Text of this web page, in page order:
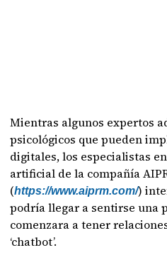
Mientras algunos expertos
psicológicos que pueden
digitales, los especialistas
artificial de la compañía
(https://www.aiprm.com/)
podría llegar a sentirse una
comenzara a tener
‘chatbot’.